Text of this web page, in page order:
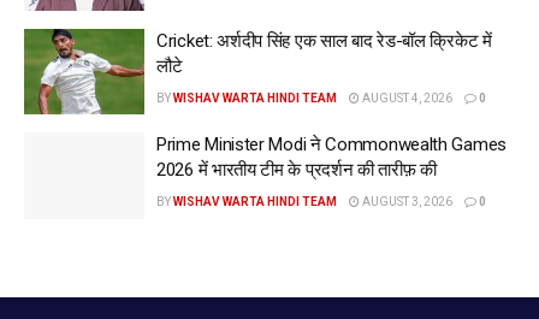
Cricket: अर्शदीप सिंह एक साल बाद रेड-बॉल क्रिकेट में
लौटे
BYWISHAV WARTA HINDI TEAM AUGUST 4, 2026 0
Prime Minister Modi ने Commonwealth Games
2026 में भारतीय टीम के प्रदर्शन की तारीफ़ की
BYWISHAV WARTA HINDI TEAM AUGUST 3, 2026 0